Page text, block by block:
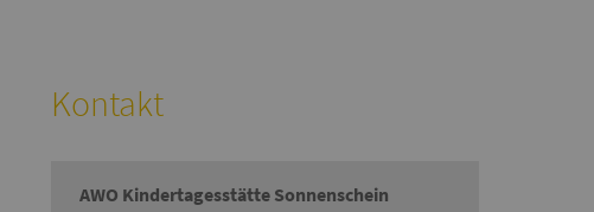
Kontakt
AWO Kindertagesstätte Sonnenschein